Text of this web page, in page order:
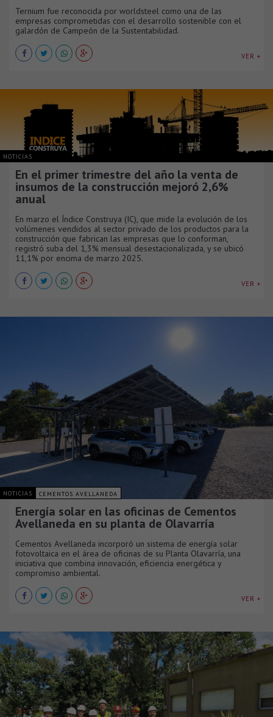
Ternium fue reconocida por worldsteel como una de las
empresas comprometidas con el desarrollo sostenible con el
galardón de Campeón de la Sustentabilidad.
VER +
NOTICIAS
En el primer trimestre del año la venta de
insumos de la construcción mejoró 2,6%
anual
En marzo el Índice Construya (IC), que mide la evolución de los
volúmenes vendidos al sector privado de los productos para la
construcción que fabrican las empresas que lo conforman,
registró suba del 1,3% mensual desestacionalizada, y se ubicó
11,1% por encima de marzo 2025.
VER +
NOTICIAS CEMENTOS AVELLANEDA
Energía solar en las oficinas de Cementos
Avellaneda en su planta de Olavarría
Cementos Avellaneda incorporó un sistema de energía solar
fotovoltaica en el área de oficinas de su Planta Olavarría, una
iniciativa que combina innovación, eficiencia energética y
compromiso ambiental.
VER +